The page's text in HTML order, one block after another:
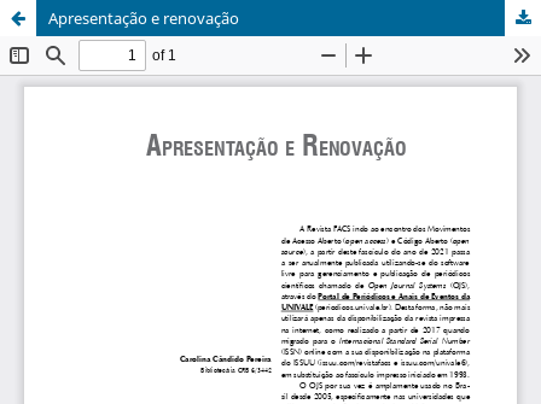
Apresentação e renovação